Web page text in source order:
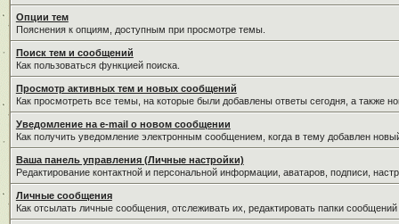
Опции тем
Пояснения к опциям, доступным при просмотре темы.
Поиск тем и сообщений
Как пользоваться функцией поиска.
Просмотр активных тем и новых сообщений
Как просмотреть все темы, на которые были добавлены ответы сегодня, а также
Уведомление на е-mail о новом сообщении
Как получить уведомление электронным сообщением, когда в тему добавлен
Ваша панель управления (Личные настройки)
Редактирование контактной и персональной информации, аватаров, подписи,
Личные сообщения
Как отсылать личные сообщения, отслеживать их, редактировать папки